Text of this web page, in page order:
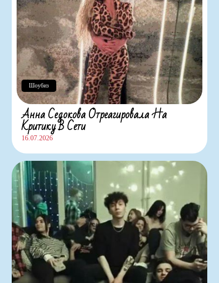
Анна Седокова Отреагировала На
Критику В Сети
16.07.2026
Шоубиз